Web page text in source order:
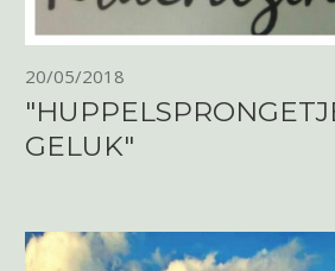
20/05/2018
GELUK"